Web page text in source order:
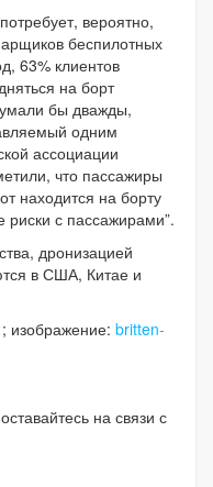
вероятно,
беспилотных
63% клиентов
на борт
бы дважды,
одним
ассоциации
что пассажиры
находится на борту
риски с пассажирами”.
дронизацией
в США, Китае и
; изображение: britten-
на связи с